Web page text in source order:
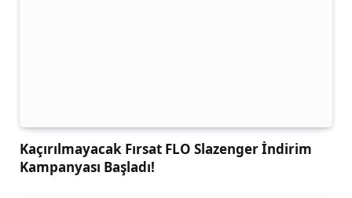
Kaçırılmayacak Fırsat FLO Slazenger İndirim
Kampanyası Başladı!